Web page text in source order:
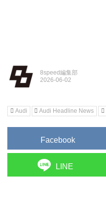
8speed編集部
Audi Audi Headline News
Facebook
LINE